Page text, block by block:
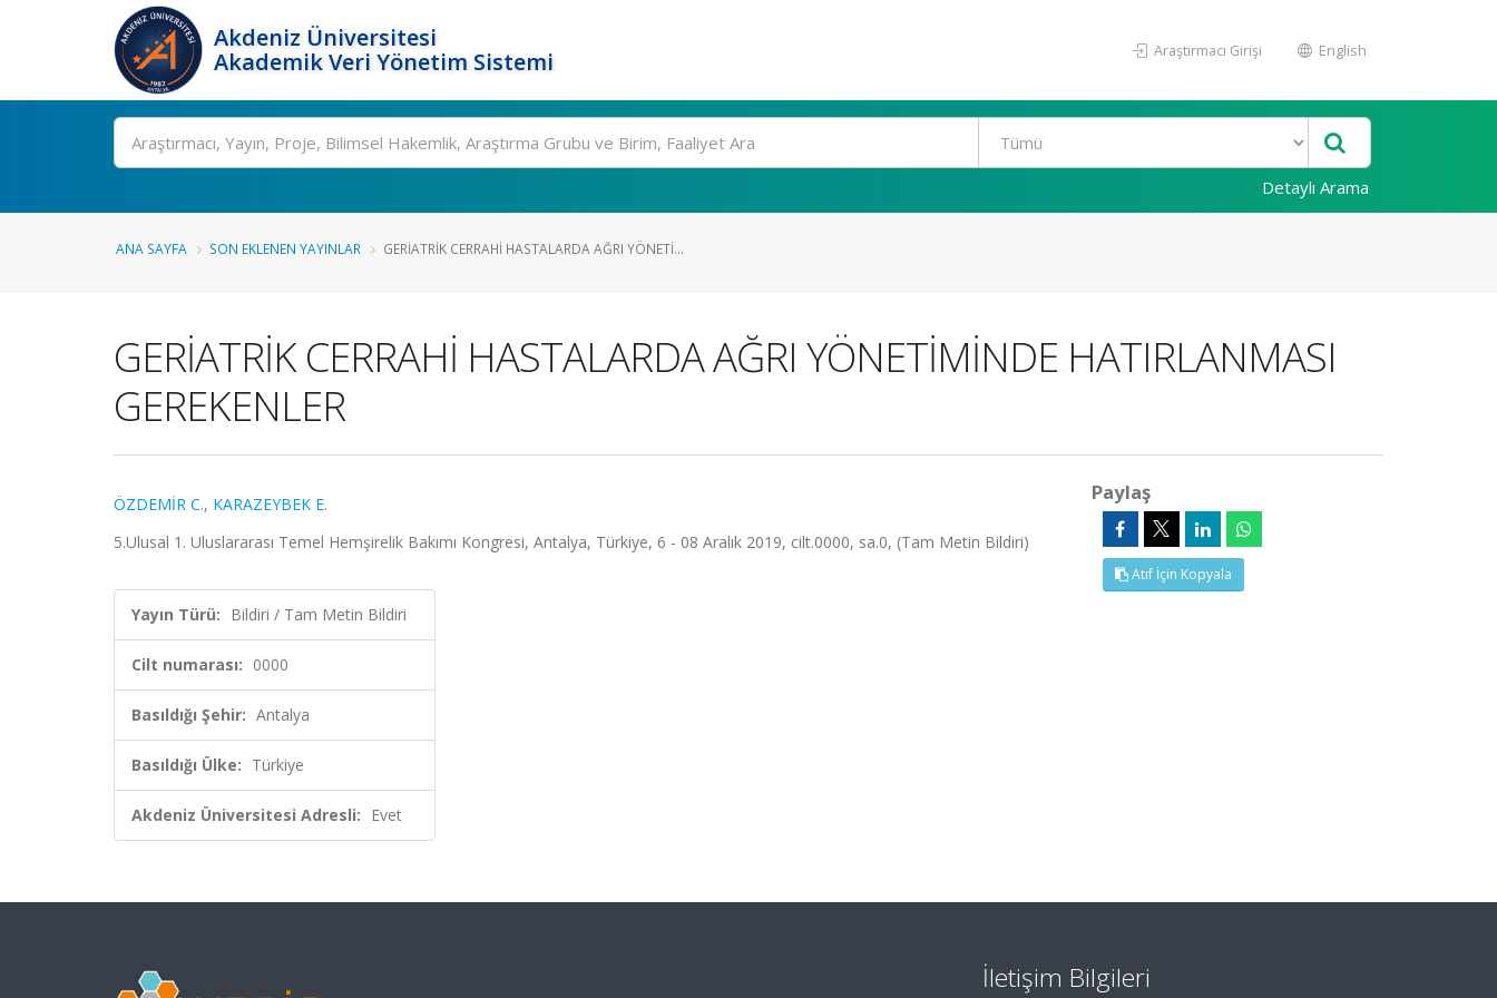
Akdeniz Üniversitesi
Akademik Veri Yönetim Sistemi
Araştırmacı Girişi English
Ara
Detaylı Arama
ANA SAYFA SON EKLENEN YAYINLAR GERİATRİK CERRAHİ HASTALARDA AĞRI YÖNETİ...
GERİATRİK CERRAHİ HASTALARDA AĞRI YÖNETİMİNDE HATIRLANMASI
GEREKENLER
ÖZDEMİR C., KARAZEYBEK E.
5.Ulusal 1. Uluslararası Temel Hemşirelik Bakımı Kongresi, Antalya, Türkiye, 6 - 08 Aralık 2019, cilt.0000, sa.0, (Tam Metin Bildiri)
Yayın Türü: Bildiri / Tam Metin Bildiri
Cilt numarası: 0000
Basıldığı Şehir: Antalya
Basıldığı Ülke: Türkiye
Akdeniz Üniversitesi Adresli: Evet
Paylaş
Atıf İçin Kopyala
İletişim Bilgileri